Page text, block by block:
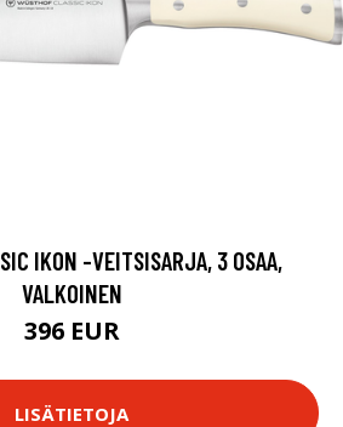
IKON -VEITSISARJA, 3 OSAA,
VALKOINEN
396 EUR
LISÄTIETOJA